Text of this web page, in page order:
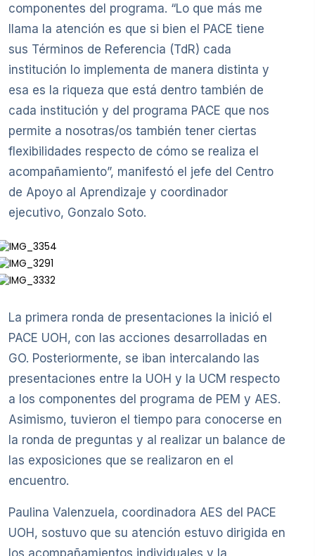
componentes del programa. “Lo que más me
llama la atención es que si bien el PACE tiene
sus Términos de Referencia (TdR) cada
institución lo implementa de manera distinta y
esa es la riqueza que está dentro también de
cada institución y del programa PACE que nos
permite a nosotras/os también tener ciertas
flexibilidades respecto de cómo se realiza el
acompañamiento”, manifestó el jefe del Centro
de Apoyo al Aprendizaje y coordinador
ejecutivo, Gonzalo Soto.
La primera ronda de presentaciones la inició el
PACE UOH, con las acciones desarrolladas en
GO. Posteriormente, se iban intercalando las
presentaciones entre la UOH y la UCM respecto
a los componentes del programa de PEM y AES.
Asimismo, tuvieron el tiempo para conocerse en
la ronda de preguntas y al realizar un balance de
las exposiciones que se realizaron en el
encuentro.
Paulina Valenzuela, coordinadora AES del PACE
UOH, sostuvo que su atención estuvo dirigida en
los acompañamientos individuales y la